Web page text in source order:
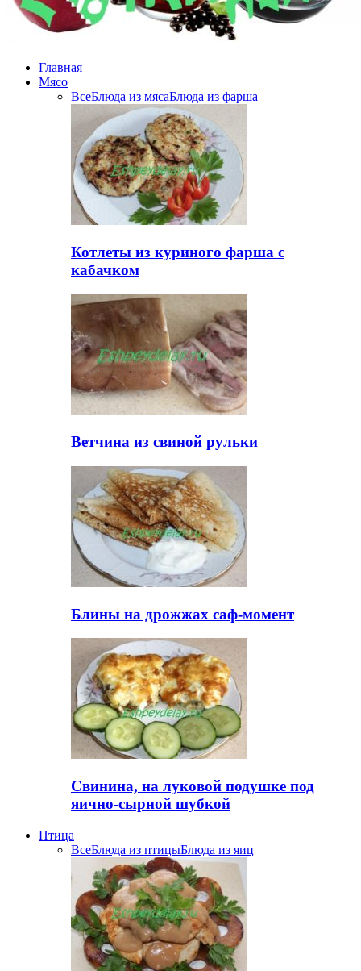
Главная
Мясо
ВсеБлюда из мясаБлюда из фарша
Котлеты из куриного фарша с
кабачком
Ветчина из свиной рульки
Блины на дрожжах саф-момент
Свинина, на луковой подушке под
яично-сырной шубкой
Птица
ВсеБлюда из птицыБлюда из яиц